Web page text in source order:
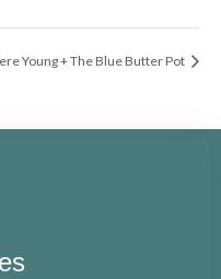
Young + The Blue Butter Pot